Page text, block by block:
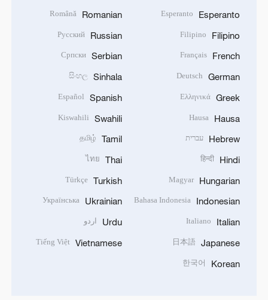
Esperanto
Esperanto
Filipino
Filipino
French
Français
German
Deutsch
Greek
Ελληνικά
Hausa
Hausa
Hebrew עברית
Hindi
हिन्दी
Hungarian
Magyar
Indonesian
Bahasa Indonesia
Italian
Italiano
Japanese
日本語
Korean
한국어
Romanian
Română
Russian
Русский
Serbian
Српски
Sinhala
සිංහල
Spanish
Español
Swahili
Kiswahili
Tamil
தமிழ்
Thai
ไทย
Turkish
Türkçe
Ukrainian
Українська
Urdu اردو
Vietnamese
Tiếng Việt